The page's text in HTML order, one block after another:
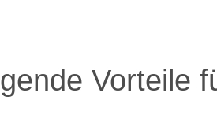
Vorteile